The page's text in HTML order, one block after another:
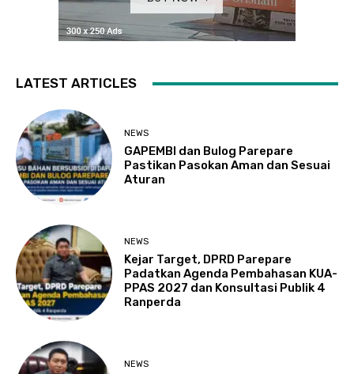
LATEST ARTICLES
NEWS
GAPEMBI dan Bulog Parepare
Pastikan Pasokan Aman dan Sesuai
Aturan
NEWS
Kejar Target, DPRD Parepare
Padatkan Agenda Pembahasan KUA-
PPAS 2027 dan Konsultasi Publik 4
Ranperda
NEWS